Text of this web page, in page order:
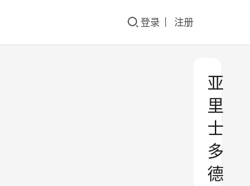
登录 注册
亚
里
士
多
德